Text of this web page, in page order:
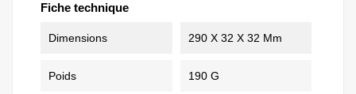
Fiche technique
Dimensions 290 X 32 X 32 Mm
Poids 190 G